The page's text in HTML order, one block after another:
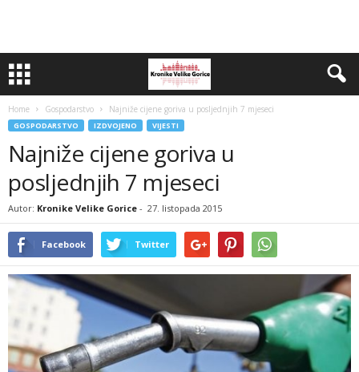
Home Gospodarstvo Najniže cijene goriva u posljednjih 7 mjeseci
GOSPODARSTVO IZDVOJENO VIJESTI
Najniže cijene goriva u
posljednjih 7 mjeseci
Autor: Kronike Velike Gorice - 27. listopada 2015
Facebook Twitter